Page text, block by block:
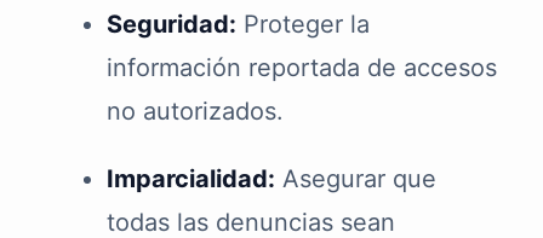
Seguridad: Proteger la
información reportada de accesos
no autorizados.
Imparcialidad: Asegurar que
todas las denuncias sean